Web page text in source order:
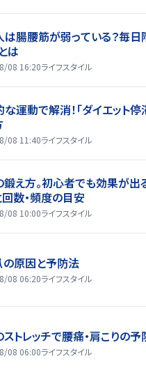
腸腰筋が弱っている？毎日
は
08 16:20ライフスタイル
運動で解消！「ダイエット停
08 11:40ライフスタイル
え方。初心者でも効果が出
数・頻度の目安
08 10:00ライフスタイル
の原因と予防法
08 06:20ライフスタイル
トレッチで腰痛・肩こりの予
08 06:00ライフスタイル